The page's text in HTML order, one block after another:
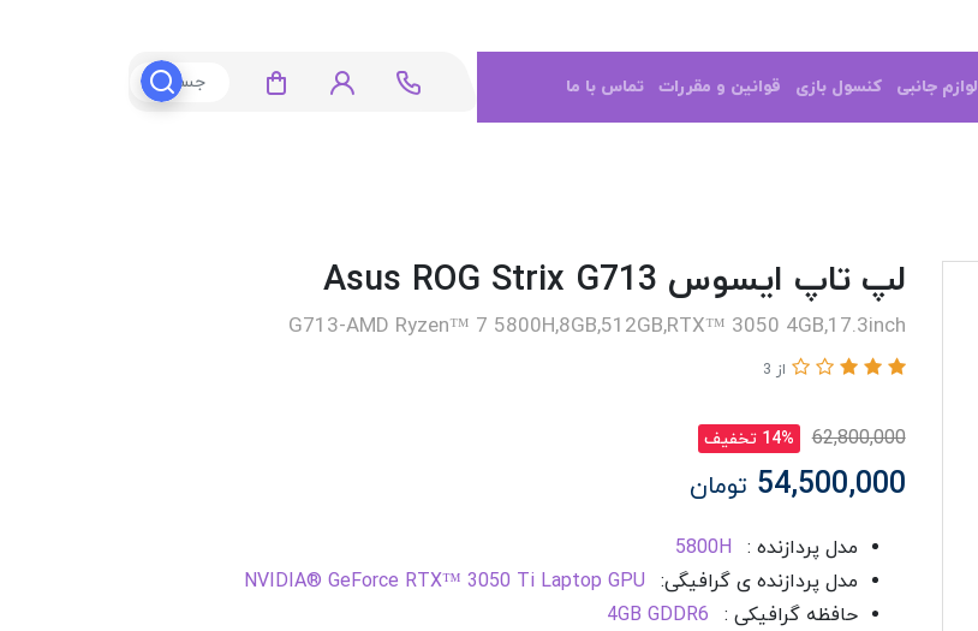
لوازم جانبی کنسول بازی قوانین و مقررات تماس با ما
لپ تاپ ایسوس Asus ROG Strix G713
G713-AMD Ryzen™ 7 5800H,8GB,512GB,RTX™ 3050 4GB,17.3inch
از 3
62,800,000 14% تخفیف
54,500,000 تومان
مدل پردازنده :
5800H
مدل پردازنده ی گرافیگی:
NVIDIA® GeForce RTX™ 3050 Ti Laptop GPU
حافظه گرافیکی :
4GB GDDR6